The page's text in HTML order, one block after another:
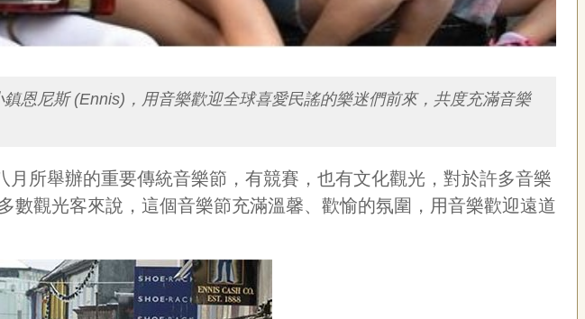
恩尼斯 (Ennis)，用音樂歡迎全球喜愛民謠的樂迷們前來，共度充滿音樂
所舉辦的重要傳統音樂節，有競賽，也有文化觀光，對於許多音樂
觀光客來說，這個音樂節充滿溫馨、歡愉的氛圍，用音樂歡迎遠道